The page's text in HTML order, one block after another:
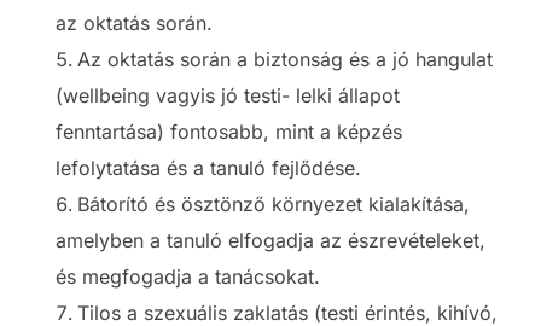
az oktatás során.
Az oktatás során a biztonság és a jó hangulat
(wellbeing vagyis jó testi- lelki állapot
fenntartása) fontosabb, mint a képzés
lefolytatása és a tanuló fejlődése.
Bátorító és ösztönző környezet kialakítása,
amelyben a tanuló elfogadja az észrevételeket,
és megfogadja a tanácsokat.
Tilos a szexuális zaklatás (testi érintés, kihívó,